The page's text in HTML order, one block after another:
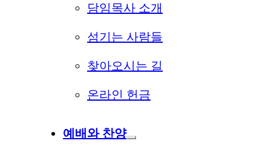
담임목사 소개
섬기는 사람들
찾아오시는 길
온라인 헌금
예배와 찬양